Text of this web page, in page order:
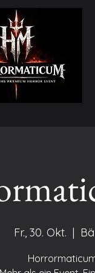
Fr., 30. Okt.
  |